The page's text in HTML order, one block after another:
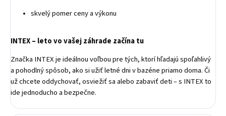
skvelý pomer ceny a výkonu
INTEX – leto vo vašej záhrade začína tu
Značka INTEX je ideálnou voľbou pre tých, ktorí hľadajú spoľahlivý
a pohodlný spôsob, ako si užiť letné dni v bazéne priamo doma. Či
už chcete oddychovať, osviežiť sa alebo zabaviť deti – s INTEX to
ide jednoducho a bezpečne.